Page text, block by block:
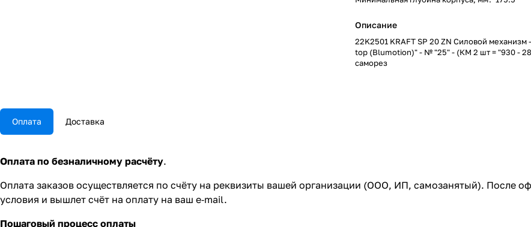
Описание
22K2501 KRAFT SP 20 ZN Силовой механизм
top (Blumotion)" - № "25" - (КМ 2 шт = "930 -
саморез
Оплата Доставка
Оплата по безналичному расчёту.
Оплата заказов осуществляется по счёту на реквизиты вашей организации (ООО, ИП, самозанятый). После
условия и вышлет счёт на оплату на ваш e‑mail.
Пошаговый процесс оплаты